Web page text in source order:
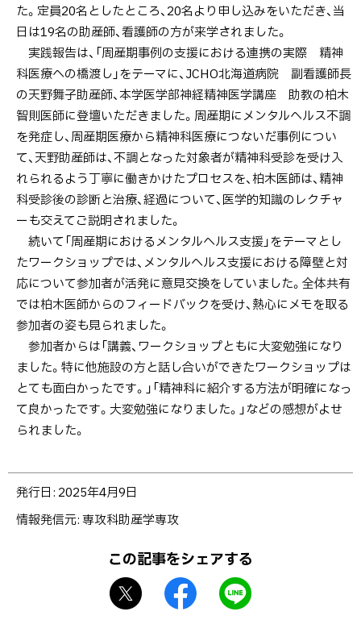
た。定員20名としたところ、20名より申し込みをいただき、当
日は19名の助産師、看護師の方が来学されました。
実践報告は、「周産期事例の支援における連携の実際 精神
科医療への橋渡し」をテーマに、JCHO北海道病院 副看護師長
の天野舞子助産師、本学医学部神経精神医学講座 助教の柏木
智則医師に登壇いただきました。周産期にメンタルヘルス不調
を発症し、周産期医療から精神科医療につないだ事例につい
て、天野助産師は、不調となった対象者が精神科受診を受け入
れられるよう丁寧に働きかけたプロセスを、柏木医師は、精神
科受診後の診断と治療、経過について、医学的知識のレクチャ
ーも交えてご説明されました。
続いて「周産期におけるメンタルヘルス支援」をテーマとし
たワークショップでは、メンタルヘルス支援における障壁と対
応について参加者が活発に意見交換をしていました。全体共有
では柏木医師からのフィードバックを受け、熱心にメモを取る
参加者の姿も見られました。
参加者からは「講義、ワークショップともに大変勉強になり
ました。特に他施設の方と話し合いができたワークショップは
とても面白かったです。」「精神科に紹介する方法が明確になっ
て良かったです。大変勉強になりました。」などの感想がよせ
られました。
ト
プ
発行日: 2025年4月9日
情報発信元 専攻科助産学専攻
この記事をシェアする